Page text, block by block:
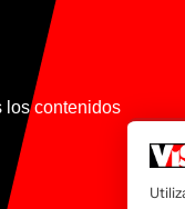
los contenidos